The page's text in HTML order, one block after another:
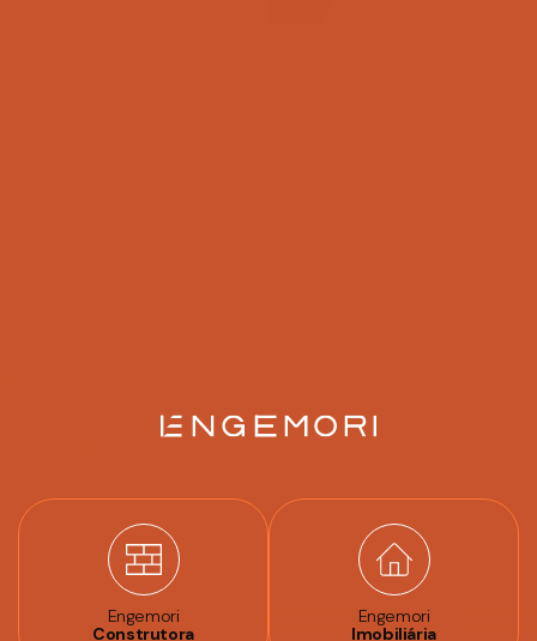
Engemori
Construtora
Engemori
Imobiliária